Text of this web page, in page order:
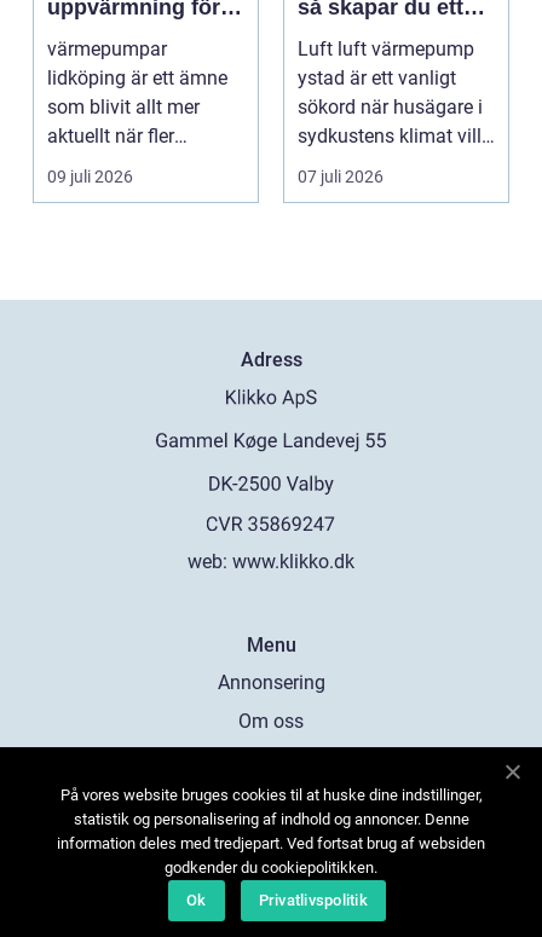
uppvärmning för
hus och
fastigheter
värmepumpar
lidköping är ett ämne
som blivit allt mer
aktuellt när fler
fastighetsägare vill
kombine...
09 juli 2026
så skapar du ett
behagligt
inomhusklimat
Året om
Luft luft värmepump
ystad är ett vanligt
sökord när husägare i
sydkustens klimat vill
hitta ett smar...
07 juli 2026
Adress
web: www.klikko.dk
Menu
Annonsering
Om oss
Kontakta oss
Sitemap
På vores website bruges cookies til at huske dine indstillinger,
statistik og personalisering af indhold og annoncer. Denne
information deles med tredjepart. Ved fortsat brug af websiden
godkender du cookiepolitikken.
Ok
Privatlivspolitik